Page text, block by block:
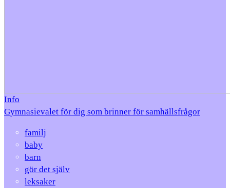
Info
Gymnasievalet för dig som brinner för samhällsfrågor
familj
baby
barn
gör det själv
leksaker